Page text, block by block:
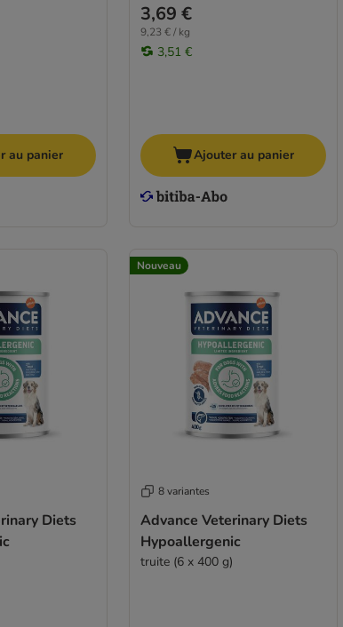
au panier
3,69 €
9,23 € / kg
3,51 €
Ajouter au panier
Diets
Nouveau
8 variantes
Advance Veterinary Diets
Hypoallergenic
truite (6 x 400 g)